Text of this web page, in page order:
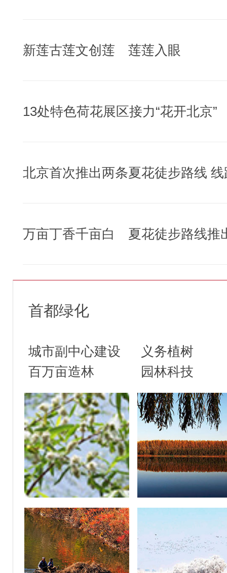
新莲古莲文创莲 莲莲入眼
13处特色荷花展区接力“花开北京”
万亩丁香千亩白 夏花徒步路线推
首都绿化
城市副中心建设
义务植树
百万亩造林
园林科技